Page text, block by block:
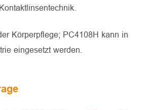
Körperpflege; PC4108H kann in
eingesetzt werden.